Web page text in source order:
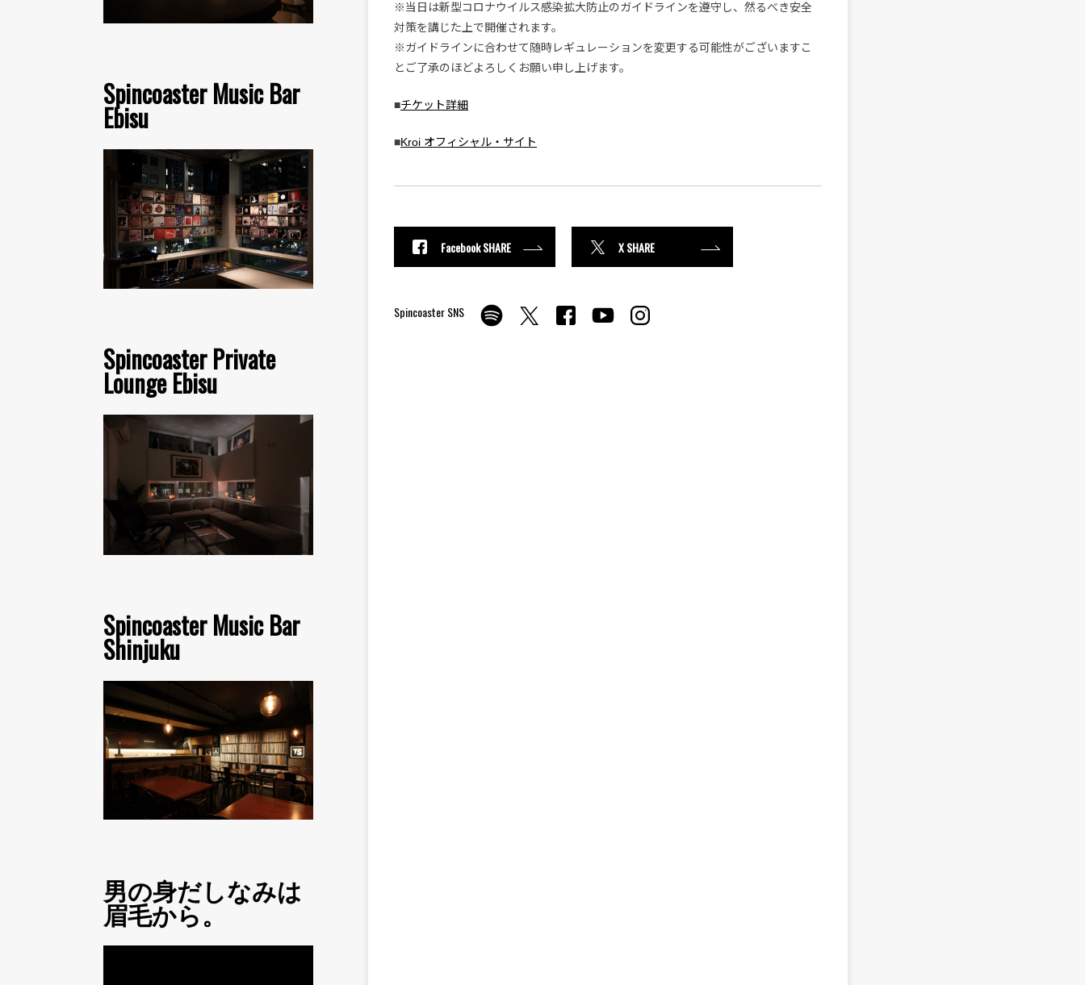
Spincoaster Music Bar
Ebisu
Spincoaster Private
Lounge Ebisu
Spincoaster Music Bar
Shinjuku
男の身だしなみは
眉毛から。
※当日は新型コロナウイルス感染拡大防止のガイドラインを遵守し、然るべき安全
対策を講じた上で開催されます。
※ガイドラインに合わせて随時レギュレーションを変更する可能性がございますこ
とご了承のほどよろしくお願い申し上げます。
■チケット詳細
■Kroi オフィシャル・サイト
Facebook SHARE X SHARE
Spincoaster SNS